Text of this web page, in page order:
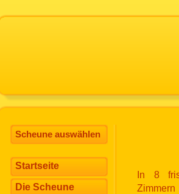
Scheune auswählen
Startseite
Die Scheune
In 8